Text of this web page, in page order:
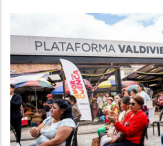
Cazhapata